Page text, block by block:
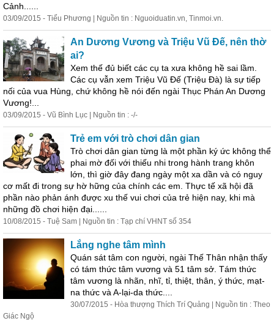
Cảnh......
03/09/2015 - Tiểu Phương | Nguồn tin : Nguoiduatin.vn, Tinmoi.vn.
An Dương Vương và Triệu Vũ Đế, nên thờ
ai?
Xem thế đủ biết các cụ ta xưa không hề sai lầm.
Các cụ vẫn xem Triệu Vũ Đế (Triệu Đà) là sự tiếp
nối của vua Hùng, chứ không hề nói đến ngài Thục Phán An Dương
Vương!...
03/09/2015 - Vũ Bình Lục | Nguồn tin : -/-
Trẻ em với trò chơi dân gian
Trò chơi dân gian từng là một phần ký ức không thể
phai mờ đối với thiếu nhi trong hành trang khôn
lớn, thì giờ đây đang ngày một xa dần và có nguy
cơ mất đi trong sự hờ hững của chính các em. Thực tế xã hội đã
phần nào phản ánh được xu thế vui chơi của trẻ hiện nay, khi mà
những đồ chơi hiện đại......
10/08/2015 - Tuệ Sam | Nguồn tin : Tạp chí VHNT số 354
Lắng nghe tâm mình
Quán sát tâm con người, ngài Thế Thân nhận thấy
có tám thức tâm vương và 51 tâm sở. Tám thức
tâm vương là nhãn, nhĩ, tỉ, thiệt, thân, ý thức, mạt-
na thức và A-lại-da thức....
30/07/2015 - Hòa thượng Thích Trí Quảng | Nguồn tin : Theo
Giác Ngộ